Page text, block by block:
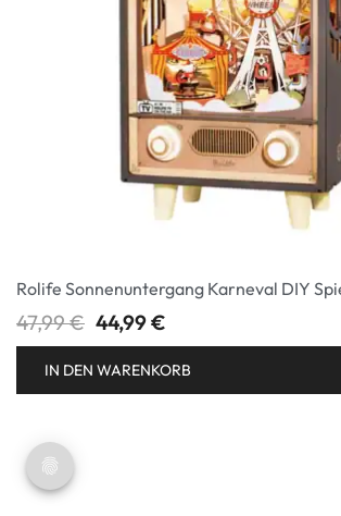
Rolife Sonnenuntergang Karneval DIY
47,99€ 44,99€
IN DEN WARENKORB